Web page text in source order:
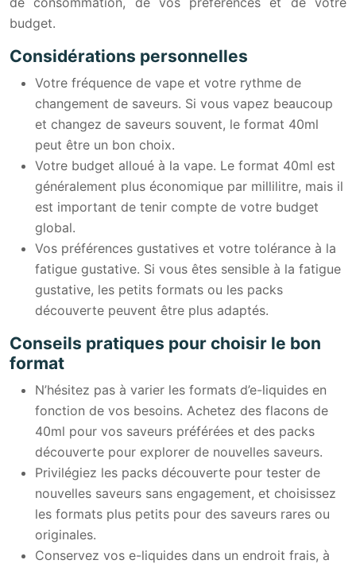
budget.
Considérations personnelles
Votre fréquence de vape et votre rythme de
changement de saveurs. Si vous vapez beaucoup
et changez de saveurs souvent, le format 40ml
peut être un bon choix.
Votre budget alloué à la vape. Le format 40ml est
généralement plus économique par millilitre, mais il
est important de tenir compte de votre budget
global.
Vos préférences gustatives et votre tolérance à la
fatigue gustative. Si vous êtes sensible à la fatigue
gustative, les petits formats ou les packs
découverte peuvent être plus adaptés.
Conseils pratiques pour choisir le bon
format
N’hésitez pas à varier les formats d’e-liquides en
fonction de vos besoins. Achetez des flacons de
40ml pour vos saveurs préférées et des packs
découverte pour explorer de nouvelles saveurs.
Privilégiez les packs découverte pour tester de
nouvelles saveurs sans engagement, et choisissez
les formats plus petits pour des saveurs rares ou
originales.
Conservez vos e-liquides dans un endroit frais, à